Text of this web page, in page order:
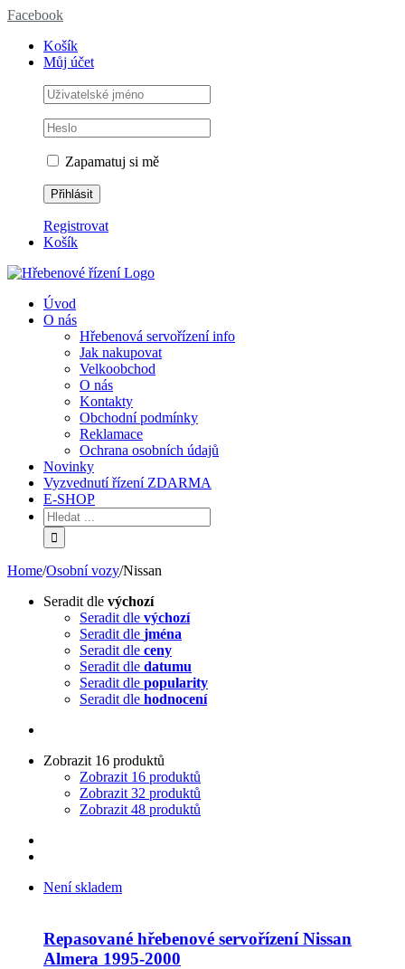
Facebook
Košík
Můj účet
Zapamatuj si mě
Registrovat
Košík
Úvod
O nás
Hřebenová servořízení info
Jak nakupovat
Velkoobchod
O nás
Kontakty
Obchodní podmínky
Reklamace
Ochrana osobních údajů
Novinky
Vyzvednutí řízení ZDARMA
E-SHOP
Home/Osobní vozy/Nissan
Seradit dle výchozí
Seradit dle výchozí
Seradit dle jména
Seradit dle ceny
Seradit dle datumu
Seradit dle popularity
Seradit dle hodnocení
Zobrazit 16 produktů
Zobrazit 16 produktů
Zobrazit 32 produktů
Zobrazit 48 produktů
Není skladem
Repasované hřebenové servořízení Nissan
Almera 1995-2000